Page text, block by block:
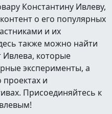
Константину Ивлеву,
о его популярных
и их
также можно найти
которые
эксперименты, а
проектах и
Присоединяйтесь к